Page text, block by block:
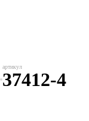
37412-4